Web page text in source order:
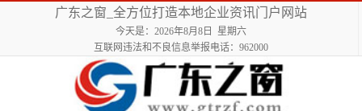
广东之窗_全方位打造本地企业资讯门户网站
今天是：2026年8月8日 星期六
互联网违法和不良信息举报电话：962000